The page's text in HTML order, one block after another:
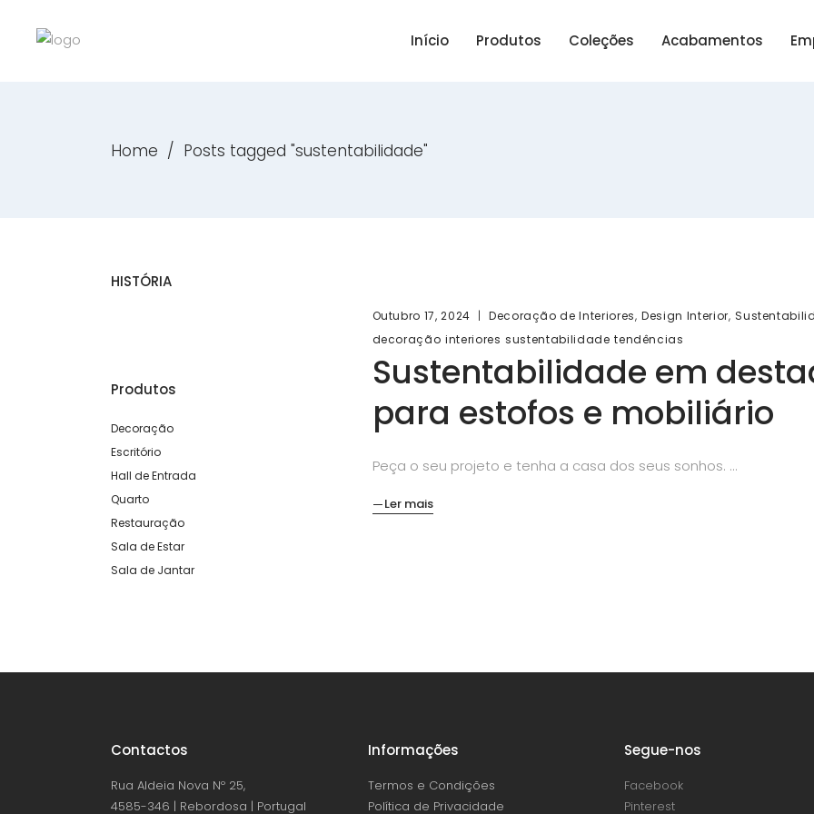
Início Produtos Coleções Acabamentos
Home / Posts tagged "sustentabilidade"
Outubro 17, 2024 Decoração de Interiores,Design Interior,
decoração interiores sustentabilidade tendências
Sustentabilidade em
para estofos e mobiliário
Peça o seu projeto e tenha a casa dos seus sonhos.
Ler mais
HISTÓRIA
Produtos
Decoração
Escritório
Hall de Entrada
Quarto
Restauração
Sala de Estar
Sala de Jantar
Contactos
Rua Aldeia Nova Nº 25,
4585-346 | Rebordosa | Portugal
Informações
Termos e Condições
Política de Privacidade
Segue-nos
Facebook
Pinterest